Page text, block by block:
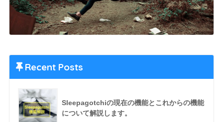
Recent Posts
Sleepagotchiの現在の機能とこれからの機能
について解説します。